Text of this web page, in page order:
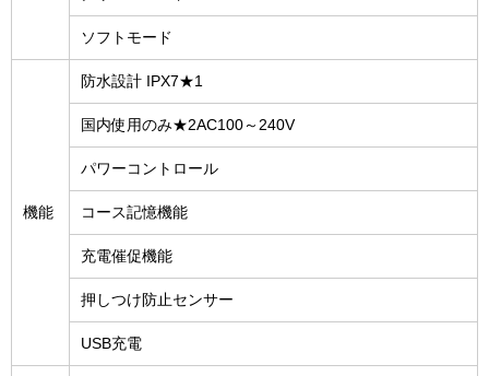
ソフトモード
機能
防水設計 IPX7★1
国内使用のみ★2AC100～240V
パワーコントロール
コース記憶機能
充電催促機能
押しつけ防止センサー
USB充電